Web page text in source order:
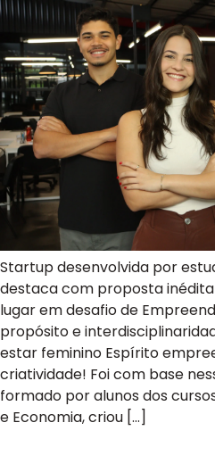
Startup desenvolvida por
destaca com proposta
lugar em desafio de
propósito e
estar feminino Espírito
criatividade! Foi com base
formado por alunos dos
e Economia, criou […]